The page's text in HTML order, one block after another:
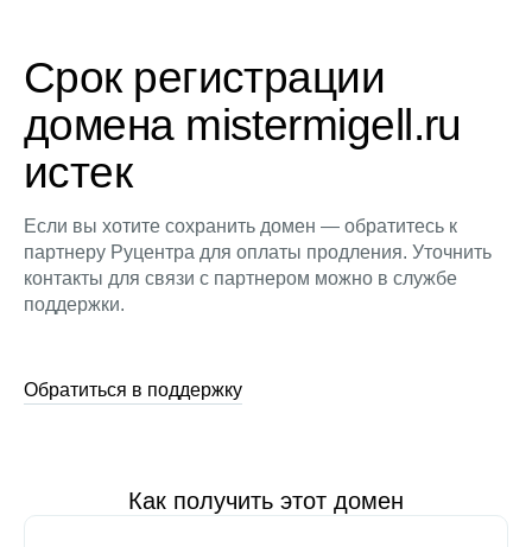
Срок регистрации
домена mistermigell.ru
истек
Если вы хотите сохранить домен — обратитесь к
партнеру Руцентра для оплаты продления. Уточнить
контакты для связи с партнером можно в службе
поддержки.
Обратиться в поддержку
Как получить этот домен